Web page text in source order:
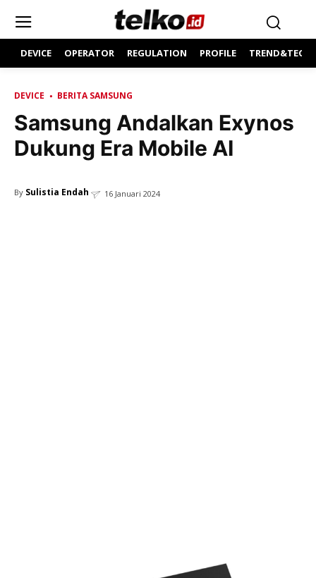
DEVICE OPERATOR REGULATION PROFILE
DEVICE BERITA SAMSUNG
Samsung Andalkan Exynos
Dukung Era Mobile AI
By Sulistia Endah 16 Januari 2024